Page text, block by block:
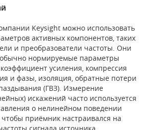
Keysight можно использовать
активных компонентов, таких
и преобразователи частоты. Они
обычно нормируемые параметры
усиления, компрессия
и фазы, изоляция, обратные потери
(ГВЗ). Измерение
искажений часто используется
о нелинейном поведении
чтобы приёмник настраивался на
сигнала источника.